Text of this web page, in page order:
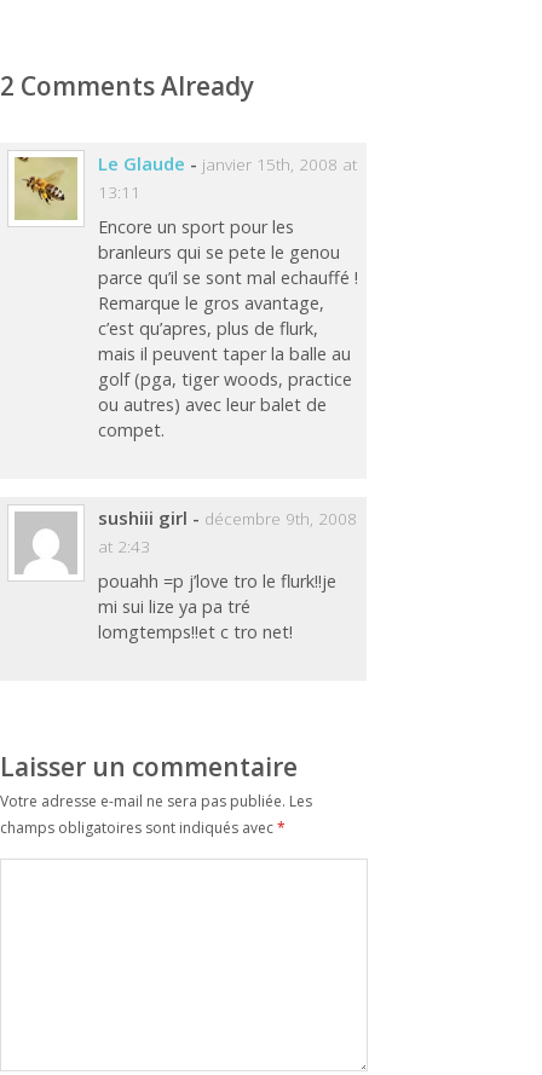
2 Comments Already
Le Glaude - janvier 15th, 2008 at
13:11
Encore un sport pour les
branleurs qui se pete le genou
parce qu’il se sont mal echauffé !
Remarque le gros avantage,
c’est qu’apres, plus de flurk,
mais il peuvent taper la balle au
golf (pga, tiger woods, practice
ou autres) avec leur balet de
compet.
sushiii girl - décembre 9th, 2008
at 2:43
pouahh =p j’love tro le flurk!!je
mi sui lize ya pa tré
lomgtemps!!et c tro net!
Laisser un commentaire
Votre adresse e-mail ne sera pas publiée. Les
champs obligatoires sont indiqués avec*